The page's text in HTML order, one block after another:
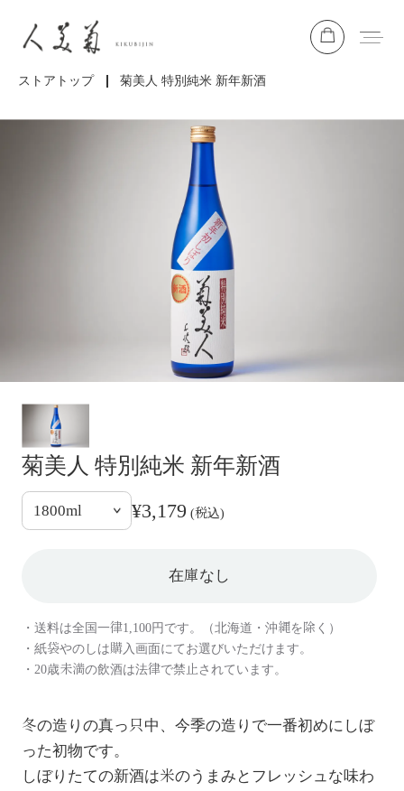
ストアトップ 菊美人 特別純米 新年新酒
菊美人 特別純米 新年新酒
¥3,179 (税込)
在庫なし
・送料は全国一律1,100円です。（北海道・沖縄を除く）
・紙袋やのしは購入画面にてお選びいただけます。
・20歳未満の飲酒は法律で禁止されています。
冬の造りの真っ只中、今季の造りで一番初めにしぼ
った初物です。
しぼりたての新酒は米のうまみとフレッシュな味わ